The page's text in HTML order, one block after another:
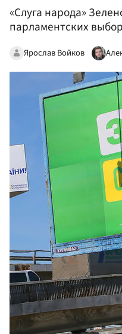
«Слуга народа»
парламентских
Ярослав Войков